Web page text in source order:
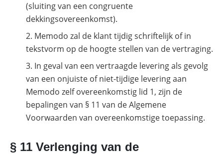
(sluiting van een congruente
dekkingsovereenkomst).
Memodo zal de klant tijdig schriftelijk of in
tekstvorm op de hoogte stellen van de vertraging.
In geval van een vertraagde levering als gevolg
van een onjuiste of niet-tijdige levering aan
Memodo zelf overeenkomstig lid 1, zijn de
bepalingen van § 11 van de Algemene
Voorwaarden van overeenkomstige toepassing.
§ 11 Verlenging van de